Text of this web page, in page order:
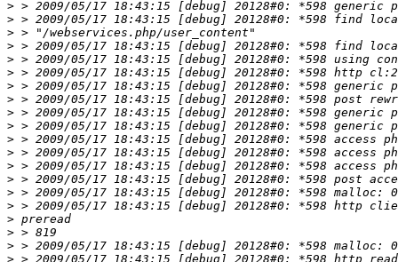
>
>
>
>
>
>
>
>
>
>
>
>
>
>
>
>
>
>
>
>